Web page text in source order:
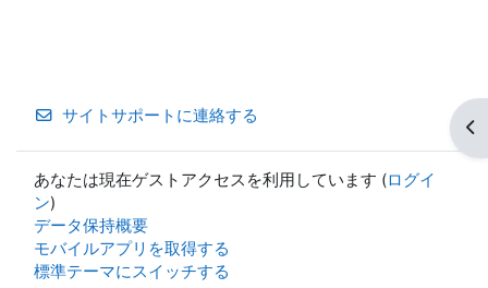
ブ
サイトサポートに連絡する
あなたは現在ゲストアクセスを利用しています (ログイ
ン)
データ保持概要
モバイルアプリを取得する
標準テーマにスイッチする